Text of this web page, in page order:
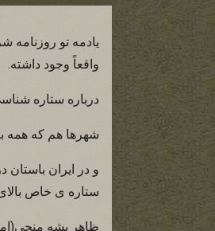
يادمه تو
واقعاً وجود داشته.
درباره ستاره
شهرها هم که همه
و در ايران
ستاره ی خاص
ظاهر بشه